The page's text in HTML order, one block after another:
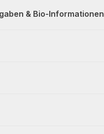
& Bio-Informationen